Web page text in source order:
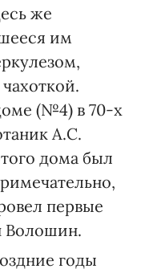
же
им
(№4) в 70-х
А.С.
дома был
первые
Волошин.
годы